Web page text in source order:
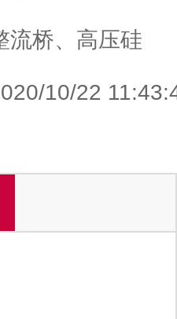
流桥、高压硅
10/22